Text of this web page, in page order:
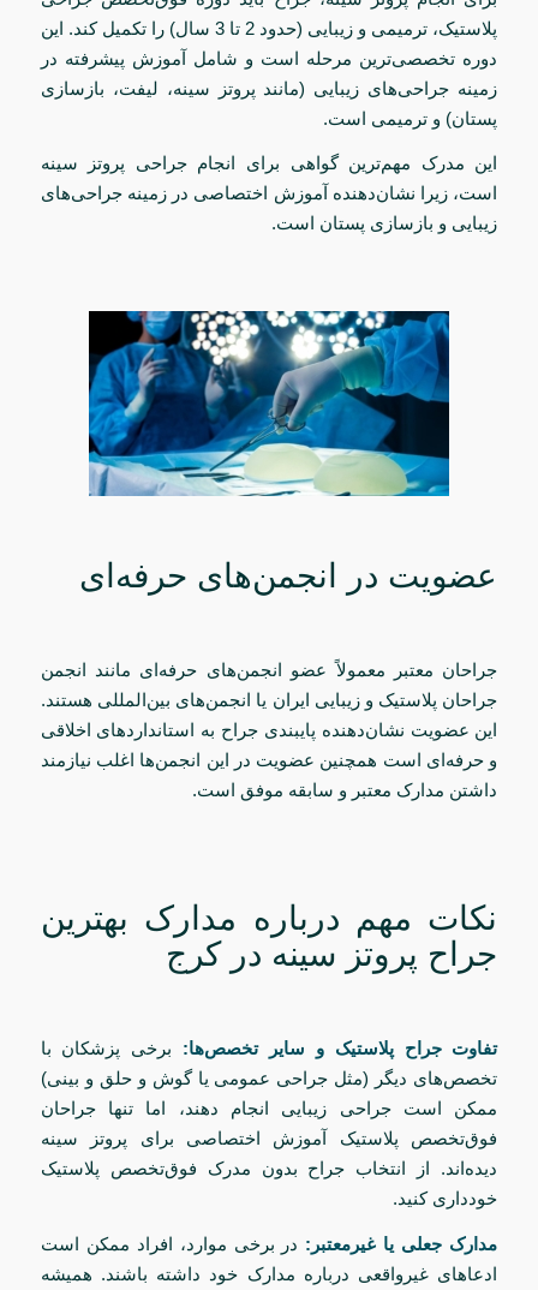
پلاستیک، ترمیمی و زیبایی (حدود 2 تا 3 سال) را تکمیل کند. این
دوره تخصصی‌ترین مرحله است و شامل آموزش پیشرفته در
زمینه جراحی‌های زیبایی (مانند پروتز سینه، لیفت، بازسازی
پستان) و ترمیمی است.
این مدرک مهم‌ترین گواهی برای انجام جراحی پروتز سینه
است، زیرا نشان‌دهنده آموزش اختصاصی در زمینه جراحی‌های
زیبایی و بازسازی پستان است.
عضویت در انجمن‌های حرفه‌ای
جراحان معتبر معمولاً عضو انجمن‌های حرفه‌ای مانند انجمن
جراحان پلاستیک و زیبایی ایران یا انجمن‌های بین‌المللی هستند.
این عضویت نشان‌دهنده پایبندی جراح به استانداردهای اخلاقی
و حرفه‌ای است همچنین عضویت در این انجمن‌ها اغلب نیازمند
داشتن مدارک معتبر و سابقه موفق است.
نکات مهم درباره مدارک بهترین
جراح پروتز سینه در کرج
تفاوت جراح پلاستیک و سایر تخصص‌ها: برخی پزشکان با
تخصص‌های دیگر (مثل جراحی عمومی یا گوش و حلق و بینی)
ممکن است جراحی زیبایی انجام دهند، اما تنها جراحان
فوق‌تخصص پلاستیک آموزش اختصاصی برای پروتز سینه
دیده‌اند. از انتخاب جراح بدون مدرک فوق‌تخصص پلاستیک
خودداری کنید.
مدارک جعلی یا غیرمعتبر: در برخی موارد، افراد ممکن است
ادعاهای غیرواقعی درباره مدارک خود داشته باشند. همیشه